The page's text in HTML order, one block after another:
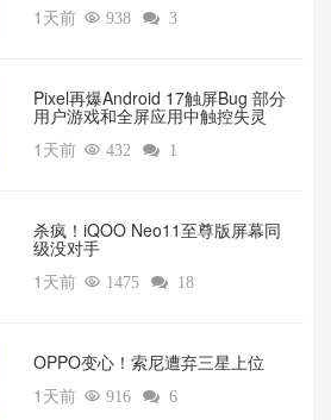
1天前  938  3
Pixel再爆Android 17触屏Bug 部分
用户游戏和全屏应用中触控失灵
1天前  432  1
杀疯！iQOO Neo11至尊版屏幕同
级没对手
1天前  1475  18
OPPO变心！索尼遭弃三星上位‌
1天前  916  6